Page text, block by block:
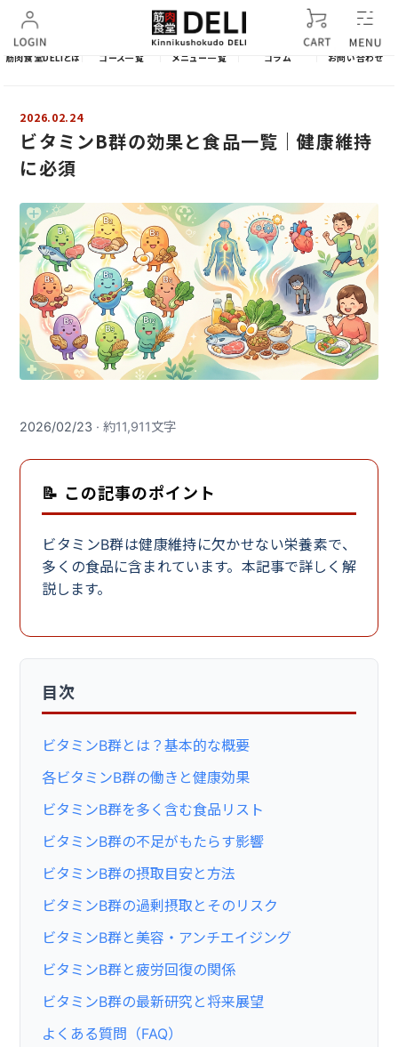
筋肉食堂DELIとは コース一覧 メニュー一覧 コラム お問い合わせ
2026.02.24
ビタミンB群の効果と食品一覧｜健康維持
に必須
2026/02/23 · 約11,911文字
📝 この記事のポイント
ビタミンB群は健康維持に欠かせない栄養素で、
多くの食品に含まれています。本記事で詳しく解
説します。
目次
ビタミンB群とは？基本的な概要
各ビタミンB群の働きと健康効果
ビタミンB群を多く含む食品リスト
ビタミンB群の不足がもたらす影響
ビタミンB群の摂取目安と方法
ビタミンB群の過剰摂取とそのリスク
ビタミンB群と美容・アンチエイジング
ビタミンB群と疲労回復の関係
ビタミンB群の最新研究と将来展望
よくある質問（FAQ）